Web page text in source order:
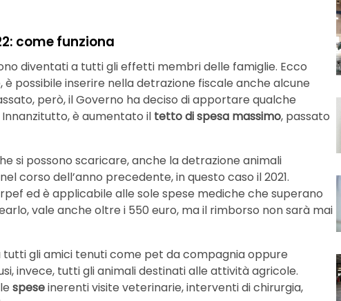
come funziona
diventati a tutti gli effetti membri delle famiglie. Ecco
possibile inserire nella detrazione fiscale anche alcune
però, il Governo ha deciso di apportare qualche
è aumentato il tetto di spesa massimo, passato
si possono scaricare, anche la detrazione animali
corso dell’anno precedente, in questo caso il 2021.
ed è applicabile alle sole spese mediche che superano
vale anche oltre i 550 euro, ma il rimborso non sarà mai
gli amici tenuti come pet da compagnia oppure
invece, tutti gli animali destinati alle attività agricole.
speseinerenti visite veterinarie, interventi di chirurgia,